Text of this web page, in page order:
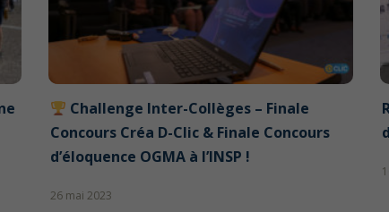
Challenge Inter-Collèges – Finale
Concours Créa D-Clic & Finale Concours
d’éloquence OGMA à l’INSP !
26 mai 2023